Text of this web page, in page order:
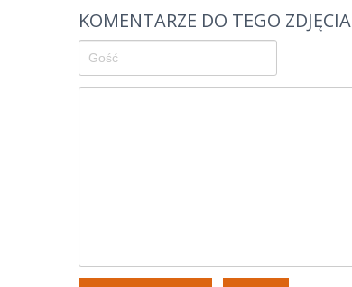
KOMENTARZE DO TEGO ZDJĘCIA